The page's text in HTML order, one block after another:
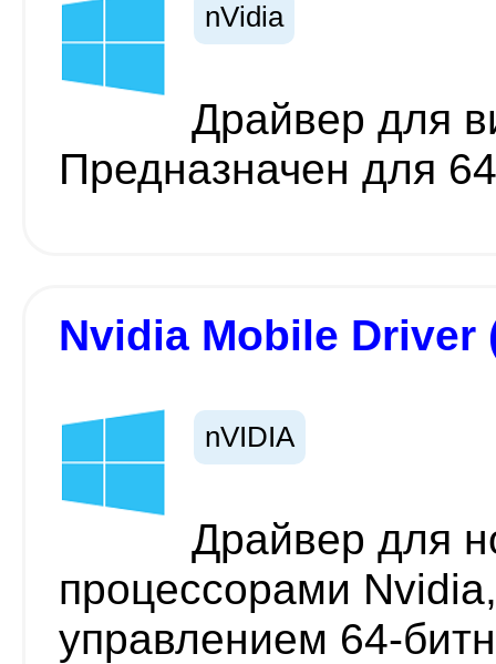
nVidia
Драйвер для
Предназначен для
Nvidia Mobile Driver
nVIDIA
Драйвер для
процессорами
управлением 64-